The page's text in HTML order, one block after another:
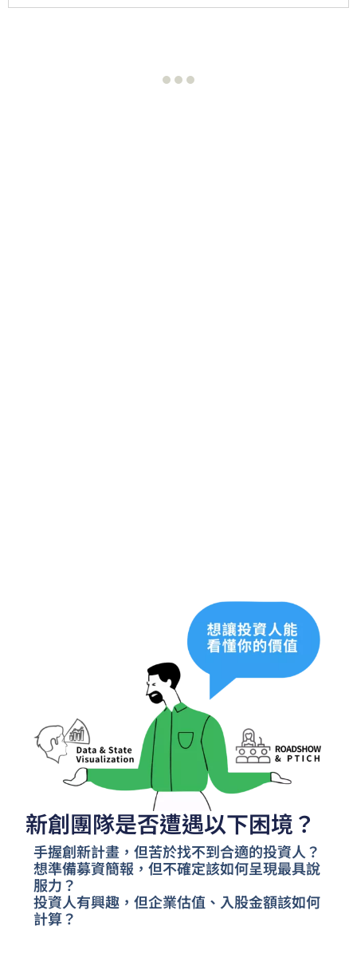
新創團隊是否遭遇以下困境？
手握創新計畫，但苦於找不到合適的投資人？
想準備募資簡報，但不確定該如何呈現最具說
服力？
投資人有興趣，但企業估值、入股金額該如何
計算？